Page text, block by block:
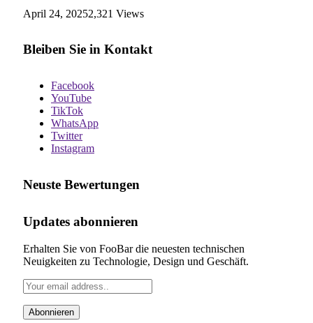
April 24, 20252,321 Views
Bleiben Sie in Kontakt
Facebook
YouTube
TikTok
WhatsApp
Twitter
Instagram
Neuste Bewertungen
Updates abonnieren
Erhalten Sie von FooBar die neuesten technischen
Neuigkeiten zu Technologie, Design und Geschäft.